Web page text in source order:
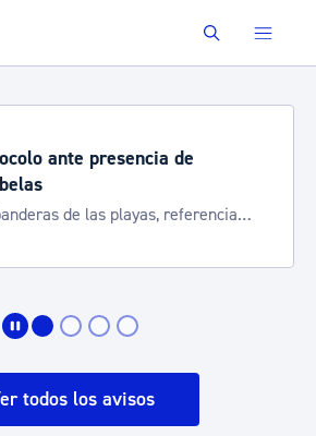
Buscar
ante presencia de
de las playas, referencia
todos los avisos